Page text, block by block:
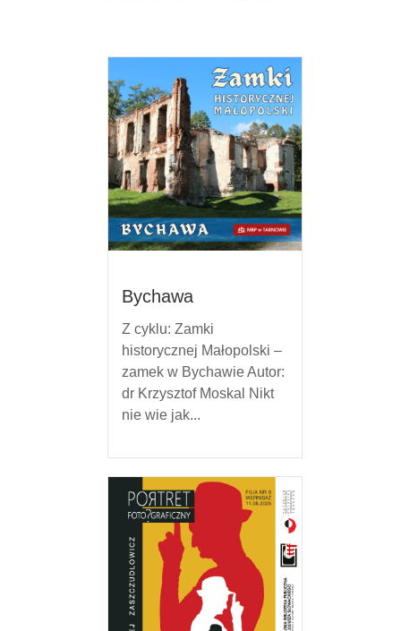
Bychawa
Z cyklu: Zamki
historycznej Małopolski –
zamek w Bychawie Autor:
dr Krzysztof Moskal Nikt
nie wie jak...